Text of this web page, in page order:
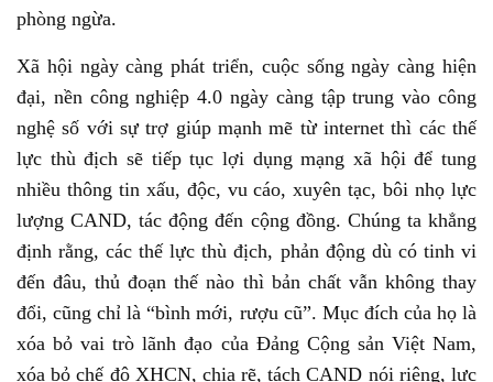
phòng ngừa.
Xã hội ngày càng phát triển, cuộc sống ngày càng hiện
đại, nền công nghiệp 4.0 ngày càng tập trung vào công
nghệ số với sự trợ giúp mạnh mẽ từ internet thì các thế
lực thù địch sẽ tiếp tục lợi dụng mạng xã hội để tung
nhiều thông tin xấu, độc, vu cáo, xuyên tạc, bôi nhọ lực
lượng CAND, tác động đến cộng đồng. Chúng ta khẳng
định rằng, các thế lực thù địch, phản động dù có tinh vi
đến đâu, thủ đoạn thế nào thì bản chất vẫn không thay
đổi, cũng chỉ là “bình mới, rượu cũ”. Mục đích của họ là
xóa bỏ vai trò lãnh đạo của Đảng Cộng sản Việt Nam,
xóa bỏ chế độ XHCN, chia rẽ, tách CAND nói riêng, lực